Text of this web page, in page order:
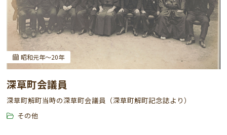
昭和元年～20年
深草町会議員
深草町解町当時の深草町会議員（深草町解町記念誌より）
その他